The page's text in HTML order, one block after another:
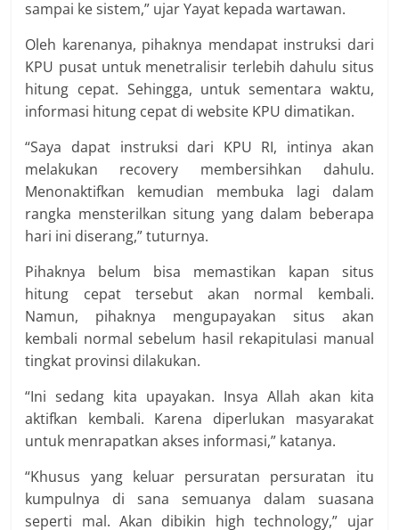
sampai ke sistem,” ujar Yayat kepada wartawan.
Oleh karenanya, pihaknya mendapat instruksi dari
KPU pusat untuk menetralisir terlebih dahulu situs
hitung cepat. Sehingga, untuk sementara waktu,
informasi hitung cepat di website KPU dimatikan.
“Saya dapat instruksi dari KPU RI, intinya akan
melakukan recovery membersihkan dahulu.
Menonaktifkan kemudian membuka lagi dalam
rangka mensterilkan situng yang dalam beberapa
hari ini diserang,” tuturnya.
Pihaknya belum bisa memastikan kapan situs
hitung cepat tersebut akan normal kembali.
Namun, pihaknya mengupayakan situs akan
kembali normal sebelum hasil rekapitulasi manual
tingkat provinsi dilakukan.
“Ini sedang kita upayakan. Insya Allah akan kita
aktifkan kembali. Karena diperlukan masyarakat
untuk menrapatkan akses informasi,” katanya.
“Khusus yang keluar persuratan persuratan itu
kumpulnya di sana semuanya dalam suasana
seperti mal. Akan dibikin high technology,” ujar